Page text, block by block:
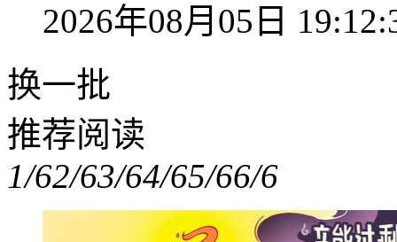
2026年08月05日
换一批
推荐阅读
1/62/63/64/65/66/6